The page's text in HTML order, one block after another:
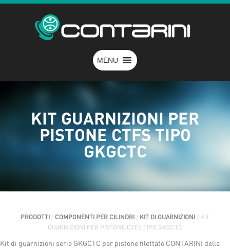
MENU
KIT GUARNIZIONI PER
PISTONE CTFS TIPO
GKGCTC
PRODOTTI / COMPONENTI PER CILINDRI / KIT DI GUARNIZIONI
/ KIT
GUARNIZIONI PER PISTONE CTFS TIPO GKGCTC
Kit di guarnizioni serie GKGCTC per pistone filettato CONTARINI della